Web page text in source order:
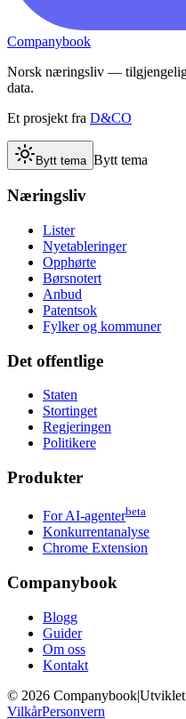
Companybook
Norsk næringsliv —
data.
Et prosjekt fra D&CO
Bytt tema Bytt tema
Næringsliv
Lister
Nyetableringer
Opphørte
Børsnotert
Anbud
Patentsok
Fylker og kommuner
Det offentlige
Staten
Stortinget
Regjeringen
Politikere
Produkter
For AI-agenterbeta
Konkurrentanalyse
Chrome Extension
Companybook
Blogg
Guider
Om oss
Kontakt
© 2026 Companybook|
VilkårPersonvern